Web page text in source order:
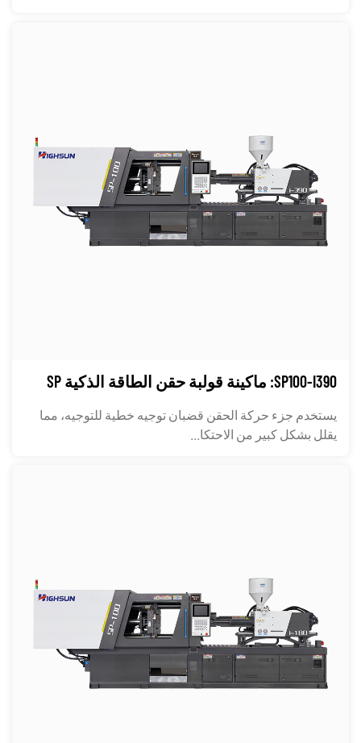
SP100-I390: ماكينة قولبة حقن الطاقة الذكية SP
يستخدم جزء حركة الحقن قضبان توجيه خطية للتوجيه، مما
يقلل بشكل كبير من الاحتكا...